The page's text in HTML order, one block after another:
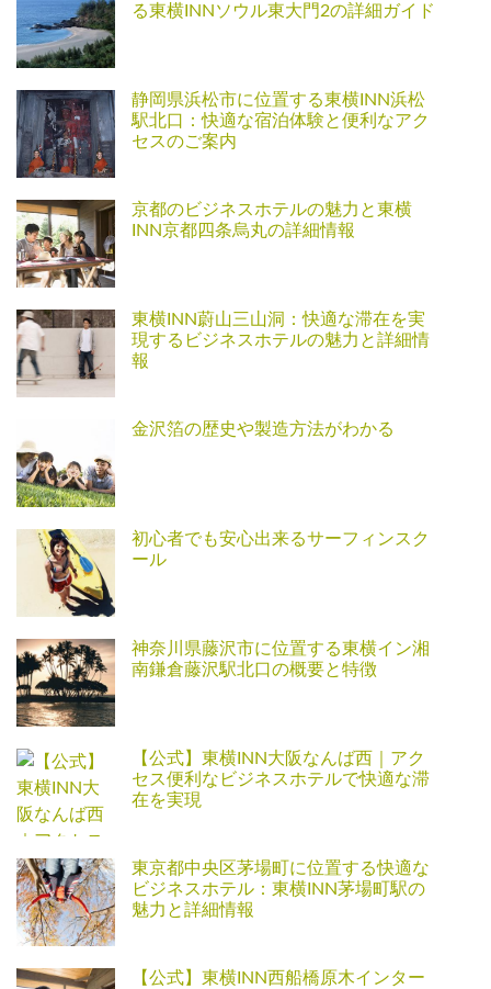
る東横INNソウル東大門2の詳細ガイド
静岡県浜松市に位置する東横INN浜松
駅北口：快適な宿泊体験と便利なアク
セスのご案内
京都のビジネスホテルの魅力と東横
INN京都四条烏丸の詳細情報
東横INN蔚山三山洞：快適な滞在を実
現するビジネスホテルの魅力と詳細情
報
金沢箔の歴史や製造方法がわかる
初心者でも安心出来るサーフィンスク
ール
神奈川県藤沢市に位置する東横イン湘
南鎌倉藤沢駅北口の概要と特徴
【公式】東横INN大阪なんば西｜アク
セス便利なビジネスホテルで快適な滞
在を実現
東京都中央区茅場町に位置する快適な
ビジネスホテル：東横INN茅場町駅の
魅力と詳細情報
【公式】東横INN西船橋原木インター